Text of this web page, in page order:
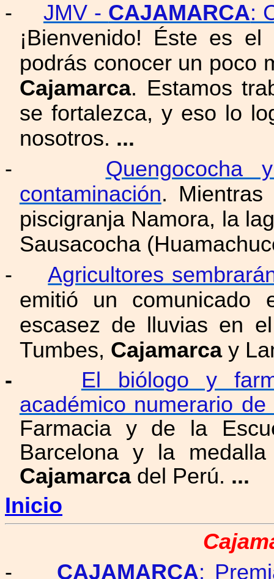
-
JMV - CAJAMARCA:
¡Bienvenido! Éste es
podrás conocer un poco
Cajamarca. Estamos
se fortalezca, y eso lo
nosotros. ...
-
Quengococha
contaminación.
piscigranja Namora, la
Sausacocha
-
Agricultores
emitió un comunicado
escasez de lluvias en
Tumbes, Cajamarcay
- El biólogo y
académico numerario de
Farmacia y de la
Barcelona y la
Cajamarcadel Perú. ...
Inicio
-
CAJAMARCA: